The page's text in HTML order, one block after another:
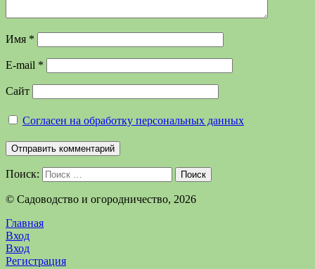
Имя *
E-mail *
Сайт
Согласен на обработку персональных данных
Поиск: Поиск
©️ Садоводство и огородничество, 2026
Главная
Вход
Вход
Регистрация